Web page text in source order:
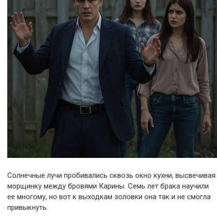
Солнечные лучи пробивались сквозь окно кухни, высвечивая
морщинку между бровями Карины. Семь лет брака научили
ее многому, но вот к выходкам золовки она так и не смогла
привыкнуть.